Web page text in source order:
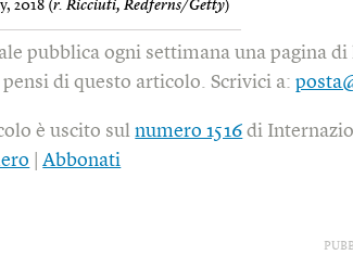
2018 (r. Ricciuti, Redferns/Getty)
pubblica ogni settimana una pagina
pensi di questo articolo. Scrivici a:
è uscito sulnumero 1516 di
|Abbonati